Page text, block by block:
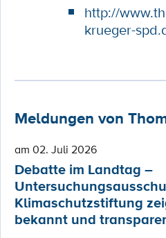
http://
krueger-
Meldungen von
am 02. Juli 2026
Debatte im Landtag –
Klimaschutzstiftung
bekannt und